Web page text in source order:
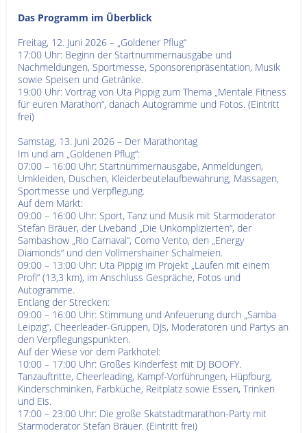
Das Programm im Überblick
Freitag, 12. Juni 2026 – „Goldener Pflug“
17:00 Uhr: Beginn der Startnummernausgabe und
Nachmeldungen, Sportmesse, Sponsorenpräsentation, Musik
sowie Speisen und Getränke.
19:00 Uhr: Vortrag von Uta Pippig zum Thema „Mentale Fitness
für euren Marathon“, danach Autogramme und Fotos. (Eintritt
frei)
Samstag, 13. Juni 2026 – Der Marathontag
Im und am „Goldenen Pflug“:
07:00 – 16:00 Uhr: Startnummernausgabe, Anmeldungen,
Umkleiden, Duschen, Kleiderbeutelaufbewahrung, Massagen,
Sportmesse und Verpflegung.
Auf dem Markt:
09:00 – 16:00 Uhr: Sport, Tanz und Musik mit Starmoderator
Stefan Bräuer, der Liveband „Die Unkomplizierten“, der
Sambashow „Rio Carnaval“, Como Vento, den „Energy
Diamonds“ und den Vollmershainer Schalmeien.
09:00 – 13:00 Uhr: Uta Pippig im Projekt „Laufen mit einem
Profi“ (13,3 km), im Anschluss Gespräche, Fotos und
Autogramme.
Entlang der Strecken:
09:00 – 16:00 Uhr: Stimmung und Anfeuerung durch „Samba
Leipzig“, Cheerleader-Gruppen, DJs, Moderatoren und Partys an
den Verpflegungspunkten.
Auf der Wiese vor dem Parkhotel:
10:00 – 17:00 Uhr: Großes Kinderfest mit DJ BOOFY.
Tanzauftritte, Cheerleading, Kampf-Vorführungen, Hüpfburg,
Kinderschminken, Farbküche, Reitplatz sowie Essen, Trinken
und Eis.
17:00 – 23:00 Uhr: Die große Skatstadtmarathon-Party mit
Starmoderator Stefan Bräuer. (Eintritt frei)